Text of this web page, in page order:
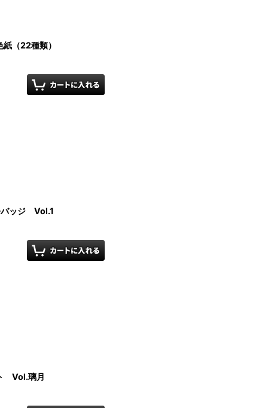
（22種類）
ッジ Vol.1
Vol.璃月